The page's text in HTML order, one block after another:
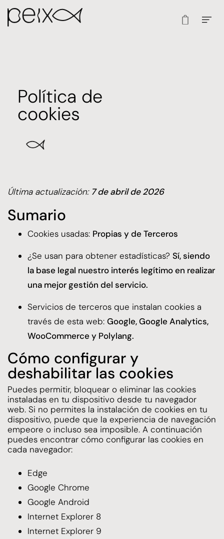
Política de
cookies
Última actualización: 7 de abril de 2026
Sumario
Cookies usadas: Propias y de Terceros
¿Se usan para obtener estadísticas? Sí, siendo
la base legal nuestro interés legítimo en realizar
una mejor gestión del servicio.
Servicios de terceros que instalan cookies a
través de esta web: Google, Google Analytics,
WooCommerce y Polylang.
Cómo configurar y
deshabilitar las cookies
Puedes permitir, bloquear o eliminar las cookies
instaladas en tu dispositivo desde tu navegador
web. Si no permites la instalación de cookies en tu
dispositivo, puede que la experiencia de navegación
empeore o incluso sea imposible. A continuación
puedes encontrar cómo configurar las cookies en
cada navegador:
Edge
Google Chrome
Google Android
Internet Explorer 8
Internet Explorer 9